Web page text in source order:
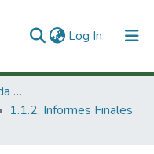
Log In (current)
1. Investigación Financiada con Recursos Públicos
1.1.2. Informes Finales